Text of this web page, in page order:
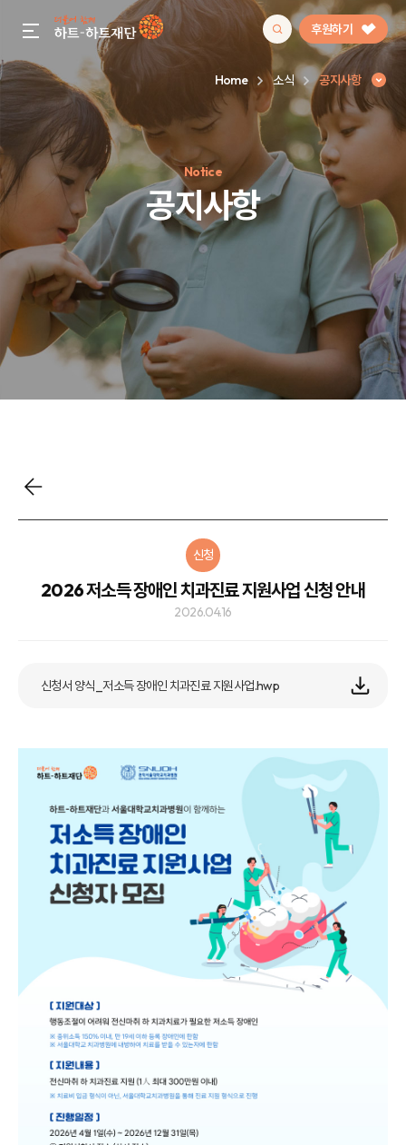
gnb menu open 후원하기
인기 키워드
#정기후원#하트플레이스#캠페인#팬덤후원
Home 소식 공지사항
Notice
공지사항
신청
2026 저소득 장애인 치과진료 지원사업 신청 안내
2026.04.16
신청서 양식_저소득 장애인 치과진료 지원사업.hwp